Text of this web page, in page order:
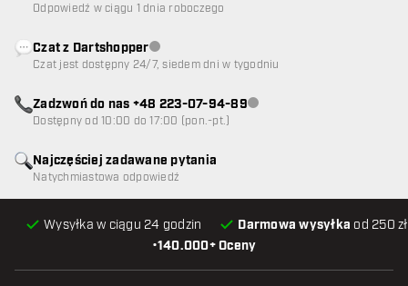
•140.000+ Oceny
Wysyłka w ciągu 24 godzin Darmowa wysyłka od 250
Najczęściej zadawane pytania
Natychmiastowa odpowiedź
Odpowiedź w ciągu 1 dnia roboczego
Czat z DartshopperObsługa klienta niedostępna
Czat jest dostępny 24/7, siedem dni w tygodniu
Zadzwoń do nas +48 223-07-94-89Obsługa klienta niedostępna
Dostępny od 10:00 do 17:00 (pon.-pt.)